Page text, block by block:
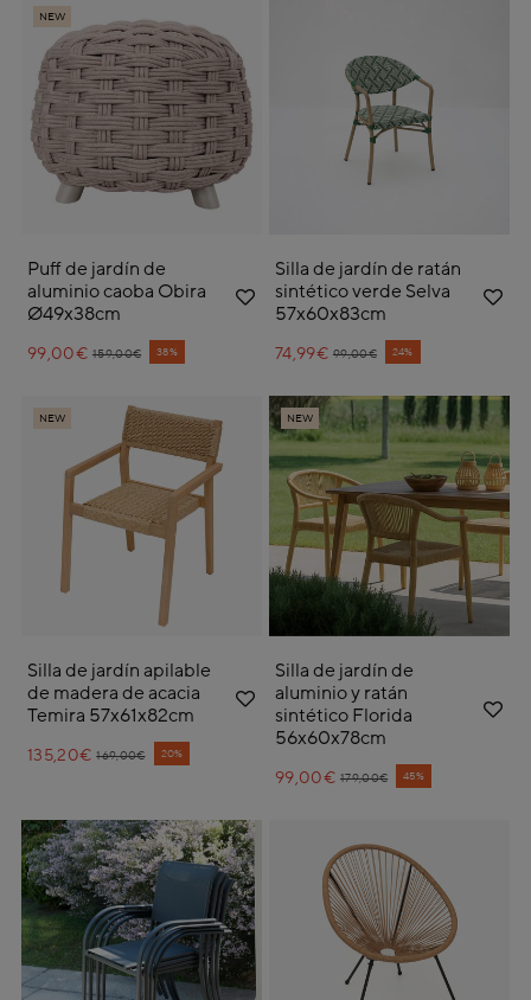
NEW
Puff de jardín de
aluminio caoba Obira
Ø49x38cm
Price reduced from
159,00€
to 38%
99,00€
Silla de jardín de ratán
sintético verde Selva
57x60x83cm
Price reduced from
99,00€
to 24%
74,99€
NEW
Silla de jardín apilable
de madera de acacia
Temira 57x61x82cm
Price reduced from
169,00€
to 20%
135,20€
NEW
Silla de jardín de
aluminio y ratán
sintético Florida
56x60x78cm
Price reduced from
179,00€
to 45%
99,00€